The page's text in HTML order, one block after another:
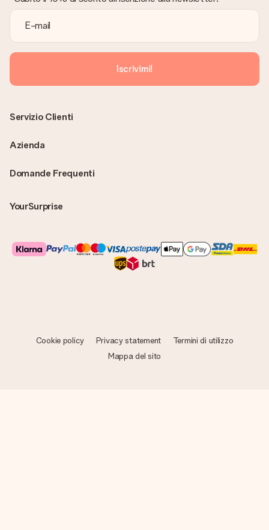
modo puoi inviare il regalo direttamente al destinatario,
facendogli una vera e propria sorpresa!
Iscrivimi!
Domande Frequenti
YourSurprise
Servizio Clienti
Azienda
Cookie policy Privacy statement
Termini di utilizzo
Mappa del sito